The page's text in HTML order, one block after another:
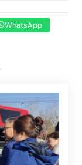
WhatsApp